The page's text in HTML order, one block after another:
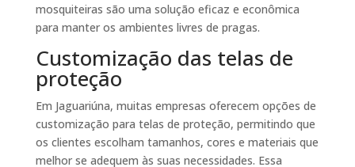
mosquiteiras são uma solução eficaz e econômica
para manter os ambientes livres de pragas.
Customização das telas de
proteção
Em Jaguariúna, muitas empresas oferecem opções de
customização para telas de proteção, permitindo que
os clientes escolham tamanhos, cores e materiais que
melhor se adequem às suas necessidades. Essa